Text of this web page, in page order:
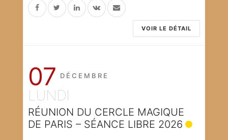
VOIR LE DÉTAIL
07 DÉCEMBRE
LUNDI
RÉUNION DU CERCLE MAGIQUE
DE PARIS – SÉANCE LIBRE 2026